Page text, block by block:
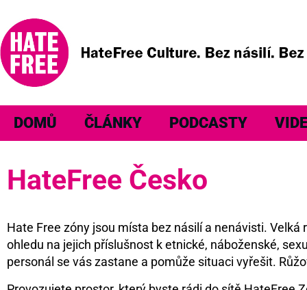
DOMŮ ČLÁNKY PODCASTY
HateFree Česko
Hate Free zóny jsou místa bez násilí a nenávisti.
ohledu na jejich příslušnost k etnické, náboženské,
personál se vás zastane a pomůže situaci vyřešit.